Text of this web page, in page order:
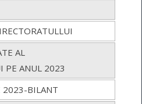
AL
PE ANUL 2023
2023-BILANT